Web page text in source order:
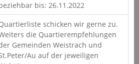
bis: 26.11.2022
schicken wir gerne zu.
die Quartierempfehlungen
Gemeinden Weistrach und
Au auf der jeweiligen